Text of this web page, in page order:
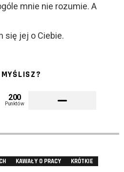
mnie nie rozumie. A
się jej o Ciebie.
MYŚLISZ?
200
Punktów
KAWAŁY O PRACY KRÓTKIE